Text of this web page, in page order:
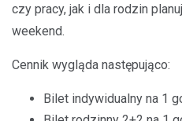
czy pracy, jak i dla rodzin
weekend.
Cennik wygląda następująco:
Bilet indywidualny na 1